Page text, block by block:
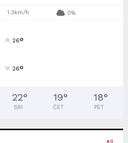
1.3km/h 0%
26°
26°
22°
SRI
19°
ČET
18°
PET